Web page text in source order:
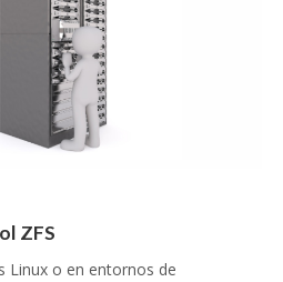
ZFS
Linux o en entornos de